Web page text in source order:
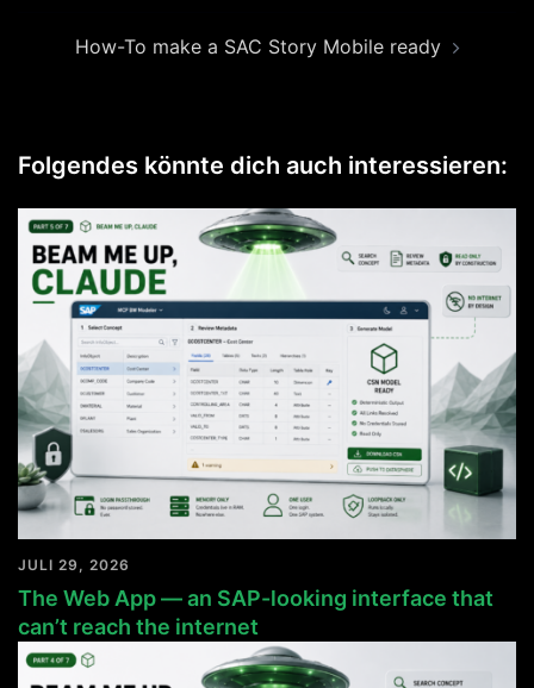
How-To make a SAC Story Mobile ready
Folgendes könnte dich auch interessieren:
JULI 29, 2026
The Web App — an SAP-looking interface that
can’t reach the internet